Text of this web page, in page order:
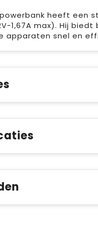
powerbank heeft een
1,67A max). Hij
apparaten snel en